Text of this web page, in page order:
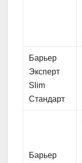
Барьер
Эксперт
Slim
Стандарт
Барьер